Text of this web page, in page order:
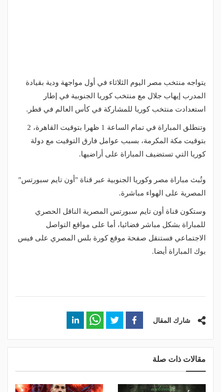
يتواجه منتخب مصر اليوم الثلاثاء في أول مواجهة ودية بقيادة
المدرب إيهاب جلال مع منتخب كوريا الجنوبية في إطار
استعدادت منتخب كوريا للمشاركة في كأس العالم في قطر.
وتنطلق المباراة في تمام الساعة 1 ظهرا بتوقيت القاهرة، 2
بتوقيت مكة المكرمة، بسبب عوامل فارق التوقيت مع دولة
كوريا التي تستضيف المباراة على أراضيها.
وتُبث مباراة مصر وكوريا الجنوبية عبر قناة "أون تايم سبورتس"
المصرية على الهواء مباشرة.
وستكون قناة أون تايم سبورتس المصرية الناقل الحصري
للمباراة بشكل مباشر فضائيا، أما على مواقع التواصل
الاجتماعي فستنقل صفحة موقع كورة بلس المصري على فيس
بوك المباراة أيضا.
شارك المقال
مقالات ذات صلة